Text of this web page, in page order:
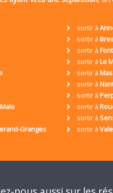
sortir à
sortir à
sortir à
sortir à Le
sortir à
sortir à
sortir à
sortir à
sortir à
Granges sortir à